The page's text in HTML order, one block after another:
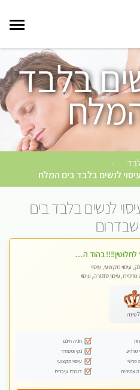
בלבד
›
עיסוי לנשים בלבד בים המלח
לנשים בלבד בים
מומלץ לחלוטין!!!! בהוד השרון מעסה מקצועית לעיסוי ברמה גבוהה VIP תתקשר .....
עיסוי מקצועי, עיסוי
עיסוי טנטרה, עיסוי
חניה חינם
מרגיע
נקי ומסודר
פרטי
עיסוי מקצועי
אמיתית
דוברת עיברית